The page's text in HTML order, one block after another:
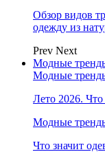
Обзор видов
одежду из
Prev Next
Модные
Модные
Лето 2026.
Модные
Что значит